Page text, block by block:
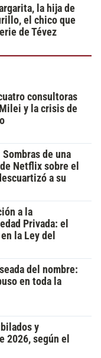
la hija de
el chico que
de Tévez
consultoras
y la crisis de
de una
Netflix sobre el
a su
a la
Privada: el
la Ley del
del nombre:
en toda la
y
2026, según el